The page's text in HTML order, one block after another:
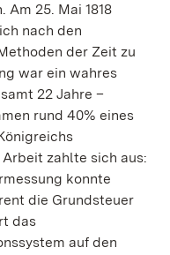
25. Mai 1818
nach den
der Zeit zu
war ein wahres
22 Jahre –
rund 40% eines
zahlte sich aus:
konnte
die Grundsteuer
das
auf den